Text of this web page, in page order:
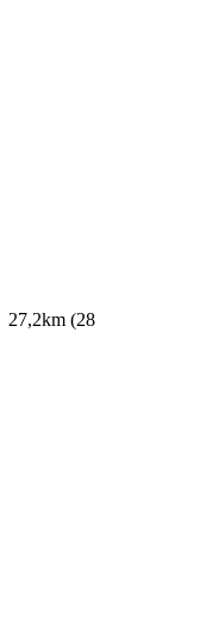
27,2km (28